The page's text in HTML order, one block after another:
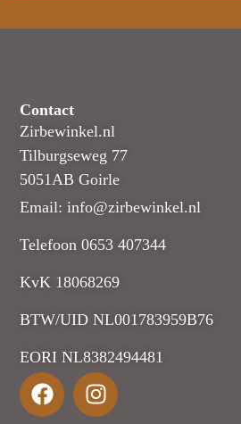
Contact
Zirbewinkel.nl
Tilburgseweg 77
5051AB Goirle
Email: info@zirbewinkel.nl
Telefoon 0653 407344
KvK 18068269
BTW/UID NL001783959B76
EORI NL8382494481